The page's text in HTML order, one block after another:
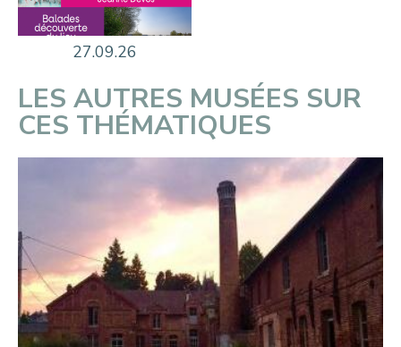
27.09.26
LES AUTRES MUSÉES SUR
CES THÉMATIQUES